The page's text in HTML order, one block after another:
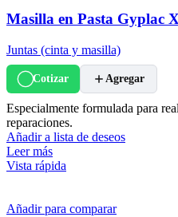
Masilla en Pasta Gyplac
Juntas (cinta y masilla)
Cotizar Agregar
Especialmente formulada para
reparaciones.
Añadir a lista de deseos
Leer más
Vista rápida
Añadir para comparar